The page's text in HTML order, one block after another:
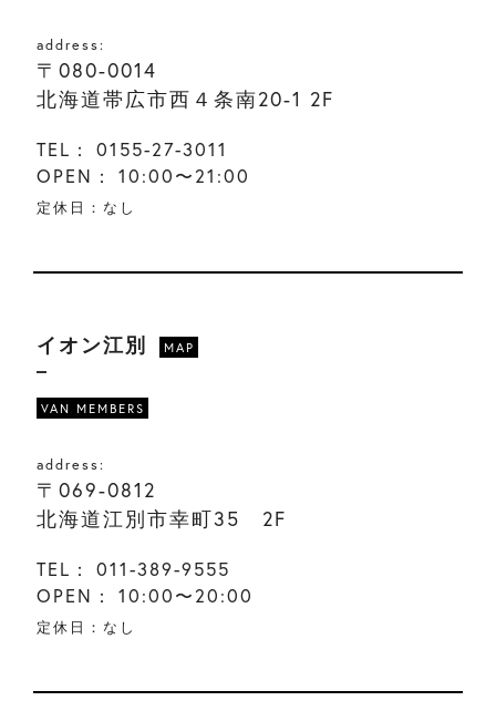
address:
〒080-0014
北海道帯広市西４条南20-1 2F
TEL：
0155-27-3011
OPEN：
10:00〜21:00
定休日：なし
イオン江別 MAP
VAN MEMBERS
address:
〒069-0812
北海道江別市幸町35 2F
TEL：
011-389-9555
OPEN：
10:00〜20:00
定休日：なし